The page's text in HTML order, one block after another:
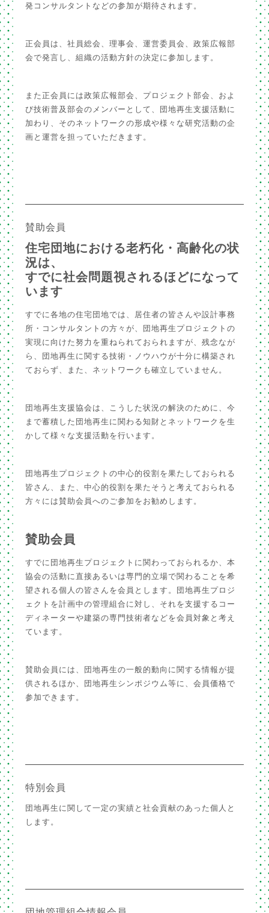
発コンサルタントなどの参加が期待されます。
正会員は、社員総会、理事会、運営委員会、政策広報部
会で発言し、組織の活動方針の決定に参加します。
また正会員には政策広報部会、プロジェクト部会、およ
び技術普及部会のメンバーとして、団地再生支援活動に
加わり、そのネットワークの形成や様々な研究活動の企
画と運営を担っていただきます。
賛助会員
住宅団地における老朽化・高齢化の状
況は、
すでに社会問題視されるほどになって
います
すでに各地の住宅団地では、居住者の皆さんや設計事務
所・コンサルタントの方々が、団地再生プロジェクトの
実現に向けた努力を重ねられておられますが、残念なが
ら、団地再生に関する技術・ノウハウが十分に構築され
ておらず、また、ネットワークも確立していません。
団地再生支援協会は、こうした状況の解決のために、今
まで蓄積した団地再生に関わる知財とネットワークを生
かして様々な支援活動を行います。
団地再生プロジェクトの中心的役割を果たしておられる
皆さん、また、中心的役割を果たそうと考えておられる
方々には賛助会員へのご参加をお勧めします。
賛助会員
すでに団地再生プロジェクトに関わっておられるか、本
協会の活動に直接あるいは専門的立場で関わることを希
望される個人の皆さんを会員とします。団地再生プロジ
ェクトを計画中の管理組合に対し、それを支援するコー
ディネーターや建築の専門技術者などを会員対象と考え
ています。
賛助会員には、団地再生の一般的動向に関する情報が提
供されるほか、団地再生シンポジウム等に、会員価格で
参加できます。
特別会員
団地再生に関して一定の実績と社会貢献のあった個人と
します。